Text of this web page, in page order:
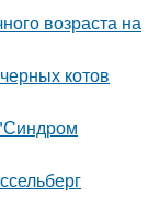
возраста на
котов